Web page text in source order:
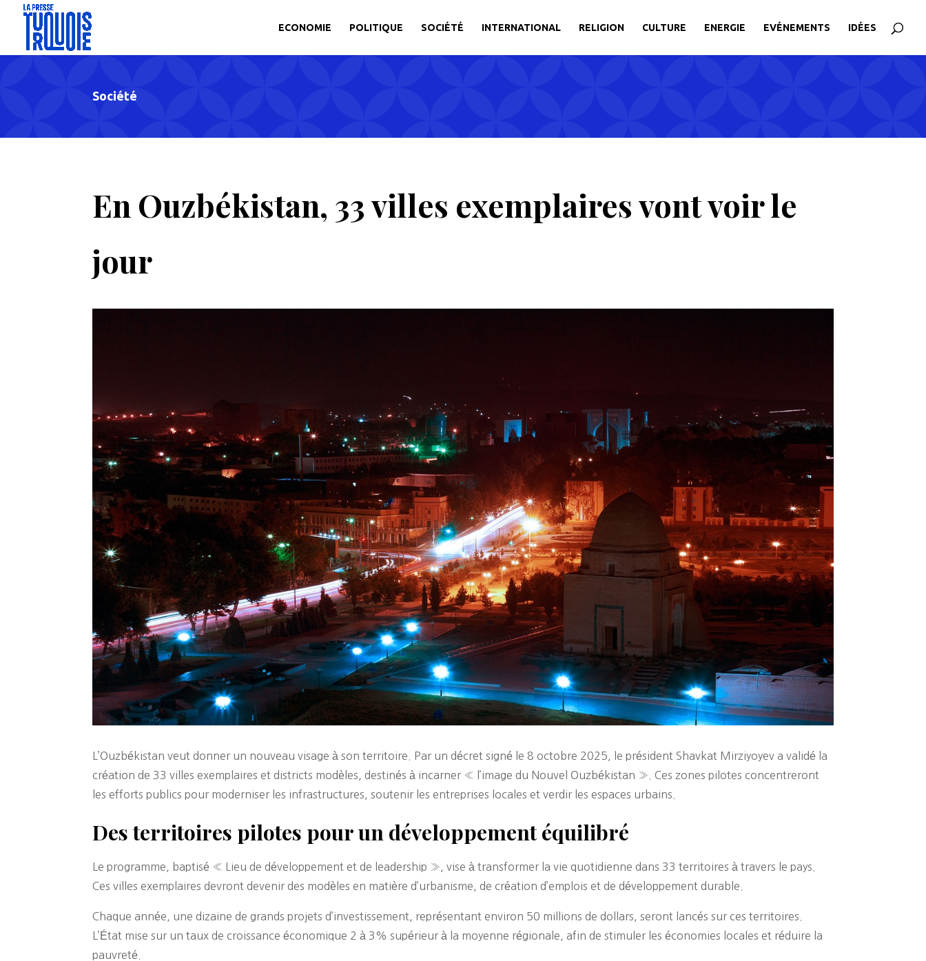
ECONOMIE POLITIQUE SOCIÉTÉ INTERNATIONAL RELIGION CULTURE ENERGIE EVÉNEMENTS IDÉES
Société
En Ouzbékistan, 33 villes exemplaires vont voir le
jour
L’Ouzbékistan veut donner un nouveau visage à son territoire. Par un décret signé le 8 octobre 2025, le président Shavkat Mirziyoyev a validé la
création de 33 villes exemplaires et districts modèles, destinés à incarner « l’image du Nouvel Ouzbékistan ». Ces zones pilotes concentreront
les efforts publics pour moderniser les infrastructures, soutenir les entreprises locales et verdir les espaces urbains.
Des territoires pilotes pour un développement équilibré
Le programme, baptisé « Lieu de développement et de leadership », vise à transformer la vie quotidienne dans 33 territoires à travers le pays.
Ces villes exemplaires devront devenir des modèles en matière d’urbanisme, de création d’emplois et de développement durable.
Chaque année, une dizaine de grands projets d’investissement, représentant environ 50 millions de dollars, seront lancés sur ces territoires.
L’État mise sur un taux de croissance économique 2 à 3% supérieur à la moyenne régionale, afin de stimuler les économies locales et réduire la
pauvreté.